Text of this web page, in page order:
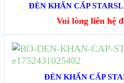
XEM
ĐÈN KHẨN CẤP
Vui lòng liên hệ
XEM
ĐỌC TIẾP
ĐÈN KHẨN CẤP